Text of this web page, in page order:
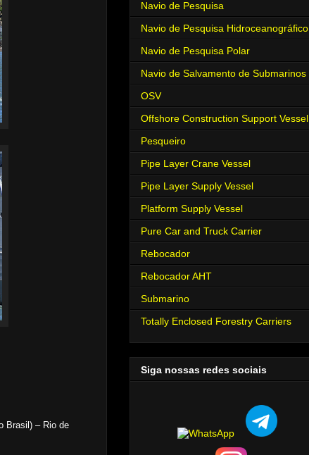
Brasil) – Rio de
Navio de Pesquisa
Navio de Pesquisa Hidroceanográfico
Navio de Pesquisa Polar
Navio de Salvamento de Submarinos
OSV
Offshore Construction Support Vessel
Pesqueiro
Pipe Layer Crane Vessel
Pipe Layer Supply Vessel
Platform Supply Vessel
Pure Car and Truck Carrier
Rebocador
Rebocador AHT
Submarino
Totally Enclosed Forestry Carriers
Siga nossas redes sociais